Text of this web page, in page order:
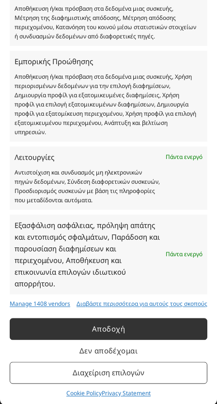
Αποθήκευση ή/και πρόσβαση στα δεδομένα μιας συσκευής,
Μέτρηση της διαφημιστικής απόδοσης, Μέτρηση απόδοσης
περιεχομένου, Κατανόηση του κοινού μέσω στατιστικών στοιχείων
ή συνδυασμών δεδομένων από διαφορετικές πηγές.
Εμπορικής Προώθησης
Αποθήκευση ή/και πρόσβαση στα δεδομένα μιας συσκευής, Χρήση
περιορισμένων δεδομένων για την επιλογή διαφημίσεων,
Δημιουργία προφίλ για εξατομικευμένες διαφημίσεις, Χρήση
προφίλ για επιλογή εξατομικευμένων διαφημίσεων, Δημιουργία
προφίλ για εξατομίκευση περιεχομένου, Χρήση προφίλ για επιλογή
εξατομικευμένου περιεχομένου, Ανάπτυξη και βελτίωση
υπηρεσιών.
Λειτουργίες
Πάντα ενεργό
Αντιστοίχιση και συνδυασμός μη ηλεκτρονικών
πηγών δεδομένων, Σύνδεση διαφορετικών συσκευών,
Προσδιορισμός συσκευών με βάση τις πληροφορίες
που μεταδίδονται αυτόματα.
Εξασφάλιση ασφάλειας, πρόληψη απάτης
και εντοπισμός σφαλμάτων, Παράδοση και
παρουσίαση διαφημίσεων και
περιεχομένου, Αποθήκευση και
επικοινωνία επιλογών ιδιωτικού
απορρήτου.
Πάντα ενεργό
Manage 1408 vendors Διαβάστε περισσότερα για αυτούς τους σκοπούς
Αποδοχή
Δεν αποδέχομαι
Διαχείριση επιλογών
Cookie PolicyPrivacy Statement
ονομασίες, οι εικόνες και τα σήματα των
προϊόντων αποτελούν αναφαίρετη και
κατοχυρωμένη εμπορικά ιδιοκτησία των
Δημιουργών-Οίκων. Οι εικόνες ενδέχεται να
Με επιφύλαξη κάθε νόμιμου δικαιώματος.
Eau de parfum
Αγίου Κωνσταντίνου 76
Τηλ. 2314 016010
ΑΦΜ 803285309
ΓΕΜΗ 193802504000
Δευτέρα: 08:30–16:30
Τρίτη: 08:30–16:30
Τετάρτη: 08:30–16:30
Πέμπτη: 08:30–16:30
Παρασκευή: 08:30–16:30
Πρόγραμμα Ανταμοιβής
Επικοινωνία
Τρόποι Πληρωμής